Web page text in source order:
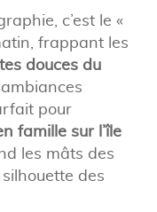
c’est le «
frappant les
douces du
pour
famille sur l’île
les mâts des
des